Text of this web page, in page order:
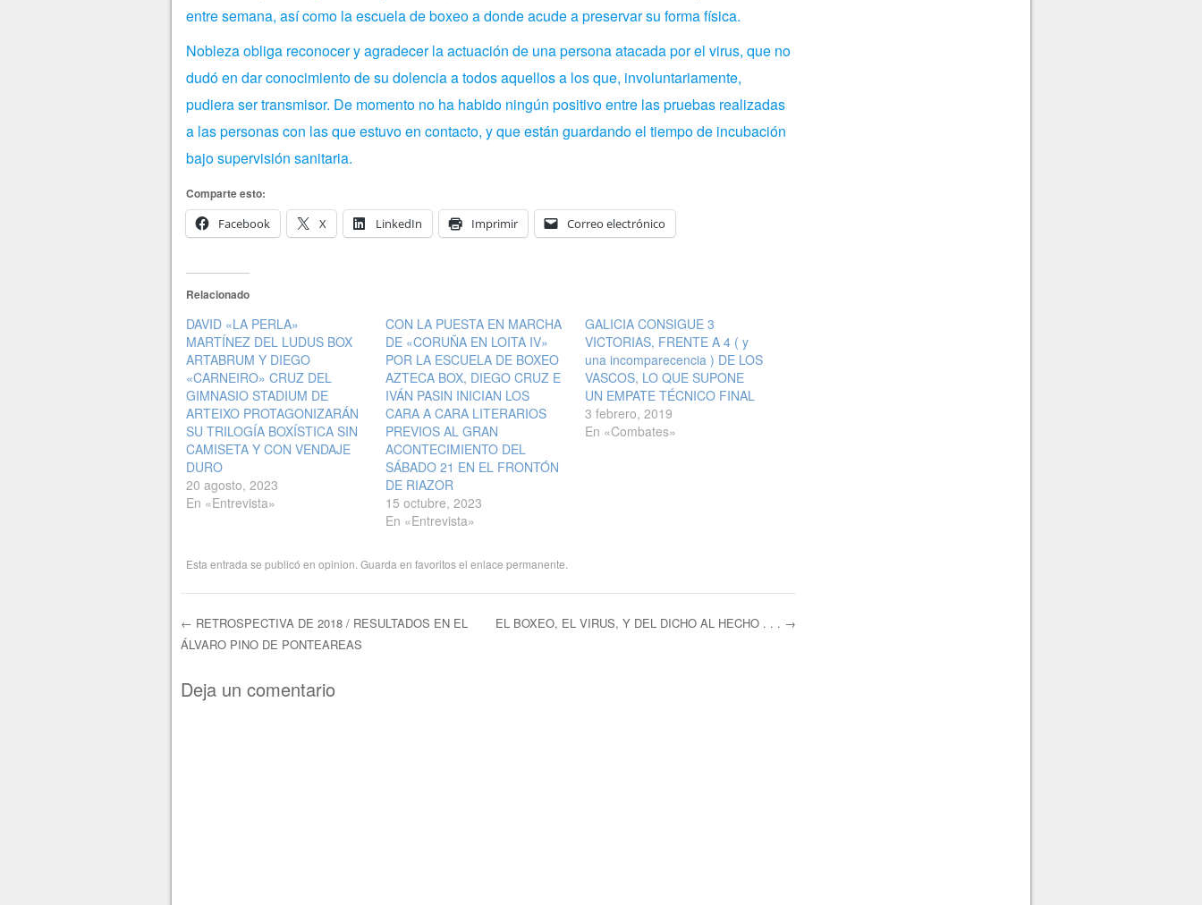
entre semana, así como la escuela de boxeo a donde acude a preservar su forma física.
Nobleza obliga reconocer y agradecer la actuación de una persona atacada por el virus, que no
dudó en dar conocimiento de su dolencia a todos aquellos a los que, involuntariamente,
pudiera ser transmisor. De momento no ha habido ningún positivo entre las pruebas realizadas
a las personas con las que estuvo en contacto, y que están guardando el tiempo de incubación
bajo supervisión sanitaria.
Comparte esto:
Facebook
X LinkedIn Imprimir Correo electrónico
Relacionado
DAVID «LA PERLA»
MARTÍNEZ DEL LUDUS BOX
ARTABRUM Y DIEGO
«CARNEIRO» CRUZ DEL
GIMNASIO STADIUM DE
ARTEIXO PROTAGONIZARÁN
SU TRILOGÍA BOXÍSTICA SIN
CAMISETA Y CON VENDAJE
DURO
20 agosto, 2023
En «Entrevista»
CON LA PUESTA EN MARCHA
DE «CORUÑA EN LOITA IV»
POR LA ESCUELA DE BOXEO
AZTECA BOX, DIEGO CRUZ E
IVÁN PASIN INICIAN LOS
CARA A CARA LITERARIOS
PREVIOS AL GRAN
ACONTECIMIENTO DEL
SÁBADO 21 EN EL FRONTÓN
DE RIAZOR
15 octubre, 2023
En «Entrevista»
GALICIA CONSIGUE 3
VICTORIAS, FRENTE A 4 ( y
una incomparecencia ) DE LOS
VASCOS, LO QUE SUPONE
UN EMPATE TÉCNICO FINAL
3 febrero, 2019
En «Combates»
Esta entrada se publicó en opinion . Guarda en favoritos el enlace permanente
Navegación de entradas
← RETROSPECTIVA DE 2018 / RESULTADOS EN EL
ÁLVARO PINO DE PONTEAREAS
EL BOXEO, EL VIRUS, Y DEL DICHO AL HECHO . . . →
Deja un comentario